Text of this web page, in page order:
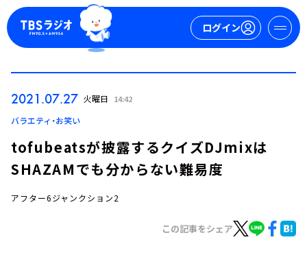
ログイン
ログイン
2021.07.27 火曜日 14:42
バラエティ・お笑い
tofubeatsが披露するクイズDJmixは
SHAZAMでも分からない難易度
アフター6ジャンクション2
この記事をシェア